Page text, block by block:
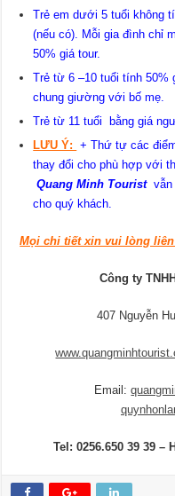
Trẻ em dưới 5 tuổi không
(nếu có). Mỗi gia đình chỉ
50% giá tour.
Trẻ từ 6 –10 tuổi tính
chung giường với bố mẹ.
Trẻ từ 11 tuổi bằng giá
LƯU Ý:
+ Thứ tự các
thay đổi cho phù hợp với
Quang Minh Tourist
cho quý khách.
Mọi chi tiết xin vui lòng
Công ty
407 Nguyễn
Email:
Tel : 0256.650 39 39 –